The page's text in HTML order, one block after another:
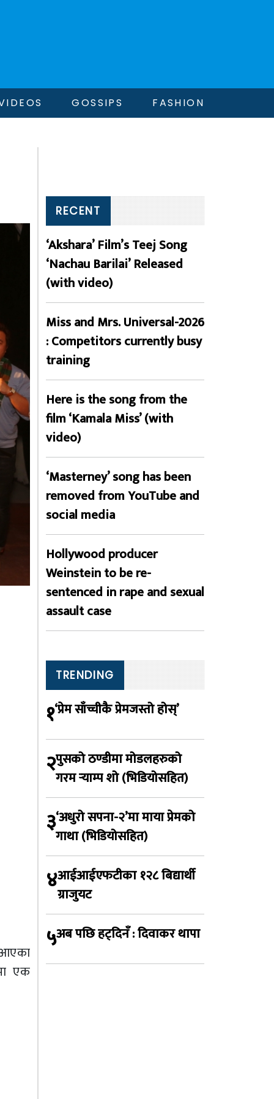
GOSSIPS FASHION
एक
RECENT
‘Akshara’ Film’s Teej Song
‘Nachau Barilai’ Released
(with video)
Miss and Mrs. Universal-2026
: Competitors currently busy
training
Here is the song from the
film ‘Kamala Miss’ (with
video)
‘Masterney’ song has been
removed from YouTube and
social media
Hollywood producer
Weinstein to be re-
sentenced in rape and sexual
assault case
TRENDING
१‘प्रेम साँच्चीकै प्रेमजस्तो होस्’
२पुसको ठण्डीमा मोडलहरुको
गरम र्‍याम्प शो (भिडियोसहित)
३‘अधुरो सपना-२’मा माया प्रेमको
गाथा (भिडियोसहित)
४आईआईएफटीका १२८ बिद्यार्थी
ग्राजुयट
५अब पछि हट्दिनँ : दिवाकर थापा